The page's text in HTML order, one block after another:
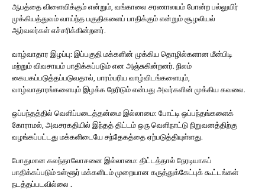
ஆபத்தை விளைவிக்கும் என்றும், வங்காலை சரணாலயம் போன்ற பல்லுயிர்
முக்கியத்துவம் வாய்ந்த பகுதிகளைப் பாதிக்கும் என்றும் சூழலியல்
ஆர்வலர்கள் எச்சரிக்கின்றனர்.
வாழ்வாதார இழப்பு: இப்பகுதி மக்களின் முக்கிய தொழில்களான மீன்பிடி
மற்றும் விவசாயம் பாதிக்கப்படும் என அஞ்சுகின்றனர். நிலம்
கையகப்படுத்தப்படுவதால், பாரம்பரிய வாழ்விடங்களையும்,
வாழ்வாதாரங்களையும் இழக்க நேரிடும் என்பது அவர்களின் முக்கிய கவலை.
ஒப்பந்தத்தில் வெளிப்படைத்தன்மை இல்லாமை: போட்டி ஒப்பந்தங்களைக்
கோராமல், அவசரகதியில் இந்தத் திட்டம் ஒரு வெளிநாட்டு நிறுவனத்திற்கு
வழங்கப்பட்டது மக்களிடையே சந்தேகத்தை ஏற்படுத்தியுள்ளது.
போதுமான கலந்தாலோசனை இல்லாமை: திட்டத்தால் நேரடியாகப்
பாதிக்கப்படும் உள்ளூர் மக்களிடம் முறையான கருத்துக்கேட்புக் கூட்டங்கள்
நடத்தப்படவில்லை .